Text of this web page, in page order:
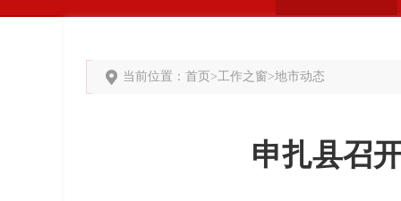
当前位置： 首页 >工作之窗>地市动态
申扎县召